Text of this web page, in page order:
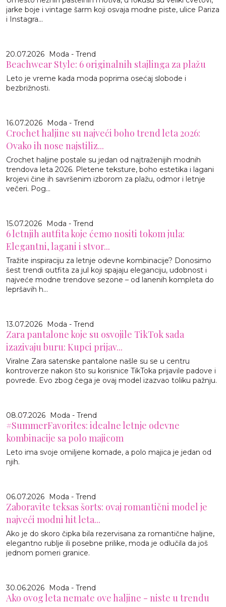
jarke boje i vintage šarm koji osvaja modne piste, ulice Pariza
i Instagra...
20.07.2026 Moda - Trend
Beachwear Style: 6 originalnih stajlinga za plažu
Leto je vreme kada moda poprima osećaj slobode i
bezbrižnosti.
16.07.2026 Moda - Trend
Crochet haljine su najveći boho trend leta 2026:
Ovako ih nose najstiliz...
Crochet haljine postale su jedan od najtraženijih modnih
trendova leta 2026. Pletene teksture, boho estetika i lagani
krojevi čine ih savršenim izborom za plažu, odmor i letnje
večeri. Pog...
15.07.2026 Moda - Trend
6 letnjih autfita koje ćemo nositi tokom jula:
Elegantni, lagani i stvor...
Tražite inspiraciju za letnje odevne kombinacije? Donosimo
šest trendi outfita za jul koji spajaju eleganciju, udobnost i
najveće modne trendove sezone – od lanenih kompleta do
lepršavih h...
13.07.2026 Moda - Trend
Zara pantalone koje su osvojile TikTok sada
izazivaju buru: Kupci prijav...
Viralne Zara satenske pantalone našle su se u centru
kontroverze nakon što su korisnice TikToka prijavile padove i
povrede. Evo zbog čega je ovaj model izazvao toliku pažnju.
08.07.2026 Moda - Trend
#SummerFavorites: idealne letnje odevne
kombinacije sa polo majicom
Leto ima svoje omiljene komade, a polo majica je jedan od
njih.
06.07.2026 Moda - Trend
Zaboravite teksas šorts: ovaj romantični model je
najveći modni hit leta...
Ako je do skoro čipka bila rezervisana za romantične haljine,
elegantno rublje ili posebne prilike, moda je odlučila da još
jednom pomeri granice.
30.06.2026 Moda - Trend
Ako ovog leta nemate ove haljine - niste u trendu